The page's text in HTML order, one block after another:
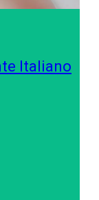
Italiano